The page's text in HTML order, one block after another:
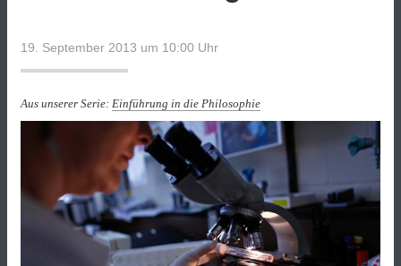
19. September 2013 um 10:00 Uhr
Aus unserer Serie: Einführung in die Philosophie